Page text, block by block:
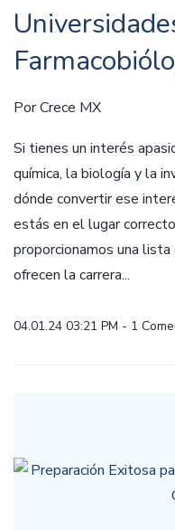
PorCrece MX
Si tienes un interés
química, la biología y la
dónde convertir ese
estás en el lugar
proporcionamos una
ofrecen la carrera...
04.01.24 03:21 PM - 1